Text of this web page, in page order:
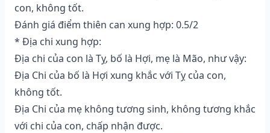
con, không tốt.
Đánh giá điểm thiên can xung hợp: 0.5/2
* Địa chi xung hợp:
Địa chi của con là Tỵ, bố là Hợi, mẹ là Mão, như vậy:
Địa Chi của bố là Hợi xung khắc với Tỵ của con,
không tốt.
Địa Chi của mẹ không tương sinh, không tương khắc
với chi của con, chấp nhận được.